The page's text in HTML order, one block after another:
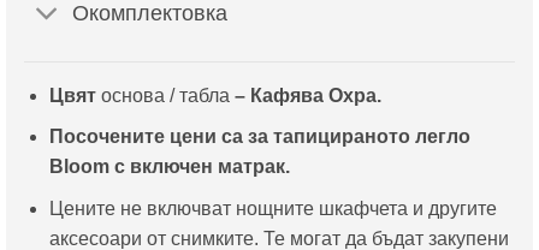
Окомплектовка
Цвят основа / табла – Кафява Охра.
Посочените цени са за тапицираното легло
Bloom с включен матрак.
Цените не включват нощните шкафчета и другите
аксесоари от снимките. Те могат да бъдат закупени